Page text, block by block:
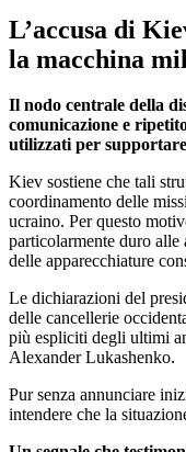
L’accusa di
la macchina
Il nodo centrale della
comunicazione e
utilizzati per
Kiev sostiene che tali
coordinamento delle
ucraino. Per questo
particolarmente duro
delle apparecchiature
Le dichiarazioni del
delle cancellerie
più espliciti degli ultimi
Alexander Lukashenko.
Pur senza annunciare
intendere che la